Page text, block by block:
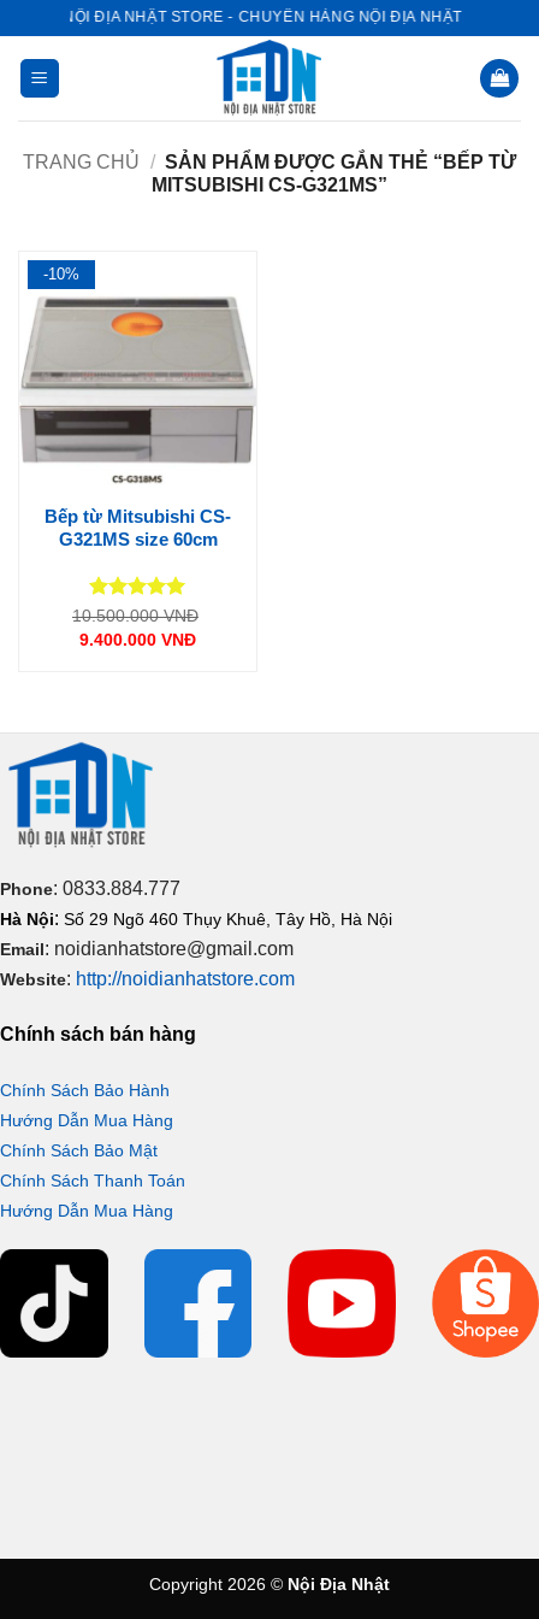
dung
NỘI ĐỊA NHẬT STORE - CHUYÊN HÀNG NỘI ĐỊA NHẬT
TRANG CHỦ / SẢN PHẨM ĐƯỢC GẮN THẺ “BẾP TỪ
MITSUBISHI CS-G321MS”
-10%
Bếp từ Mitsubishi CS-
G321MS size 60cm
Được xếp
hạng55
10.500.000VNĐ
9.400.000 VNĐ
Phone: 0833.884.777
Hà Nội: Số 29 Ngõ 460 Thụy Khuê, Tây Hồ, Hà Nội
Email: noidianhatstore@gmail.com
Website: http://noidianhatstore.com
Chính sách bán hàng
Chính Sách Bảo Hành
Hướng Dẫn Mua Hàng
Chính Sách Bảo Mật
Chính Sách Thanh Toán
Hướng Dẫn Mua Hàng
Copyright 2026 © Nội Địa Nhật